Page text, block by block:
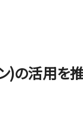
)の活用を